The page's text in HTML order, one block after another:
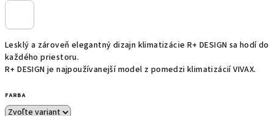
Lesklý a zároveň elegantný dizajn klimatizácie R+ DESIGN sa hodí do
každého priestoru.
R+ DESIGN je najpoužívanejší model z pomedzi klimatizácií VIVAX.
FARBA